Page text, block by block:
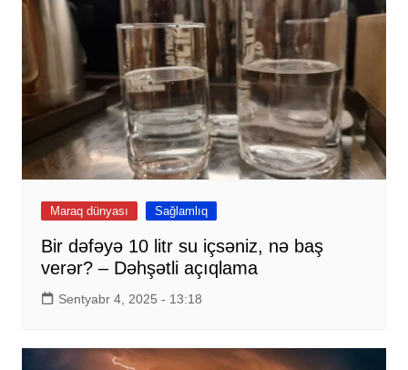
Maraq dünyası Sağlamlıq
Bir dəfəyə 10 litr su içsəniz, nə baş
verər? – Dəhşətli açıqlama
Sentyabr 4, 2025 - 13:18